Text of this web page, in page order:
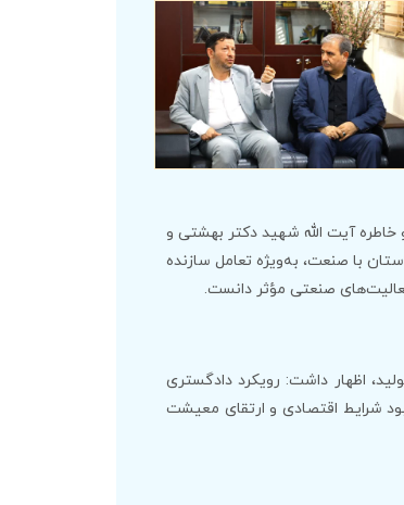
خاطره آیت الله شهید دکتر بهشتی و
با صنعت، به‌ویژه تعامل سازنده
صنعتی مؤثر دانست.
اظهار داشت: رویکرد دادگستری
شرایط اقتصادی و ارتقای معیشت